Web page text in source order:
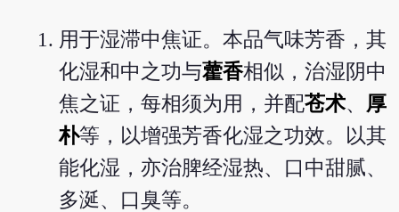
用于湿滞中焦证。本品气味芳香，其
化湿和中之功与藿香相似，治湿阴中
焦之证，每相须为用，并配苍术、 厚
朴等，以增强芳香化湿之功效。以其
能化湿，亦治脾经湿热、口中甜腻、
多涎、口臭等。